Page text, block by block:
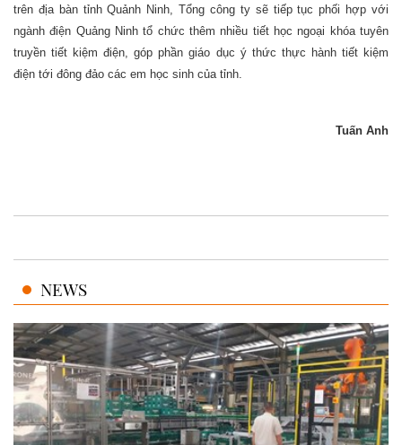
trên địa bàn tỉnh Quảnh Ninh, Tổng công ty sẽ tiếp tục phối hợp với
ngành điện Quảng Ninh tổ chức thêm nhiều tiết học ngoại khóa tuyên
truyền tiết kiệm điện, góp phần giáo dục ý thức thực hành tiết kiệm
điện tới đông đảo các em học sinh của tỉnh.
Tuấn Anh
NEWS